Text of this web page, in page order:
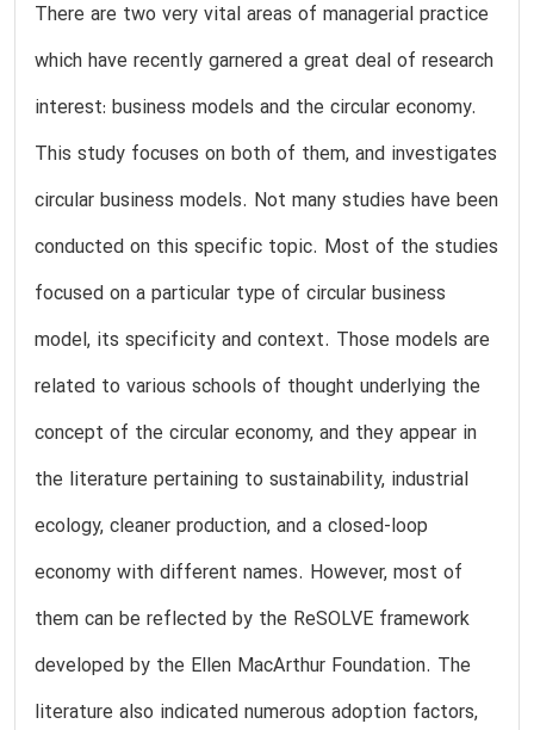
There are two very vital areas of managerial practice
which have recently garnered a great deal of research
interest: business models and the circular economy.
This study focuses on both of them, and investigates
circular business models. Not many studies have been
conducted on this specific topic. Most of the studies
focused on a particular type of circular business
model, its specificity and context. Those models are
related to various schools of thought underlying the
concept of the circular economy, and they appear in
the literature pertaining to sustainability, industrial
ecology, cleaner production, and a closed-loop
economy with different names. However, most of
them can be reflected by the ReSOLVE framework
developed by the Ellen MacArthur Foundation. The
literature also indicated numerous adoption factors,